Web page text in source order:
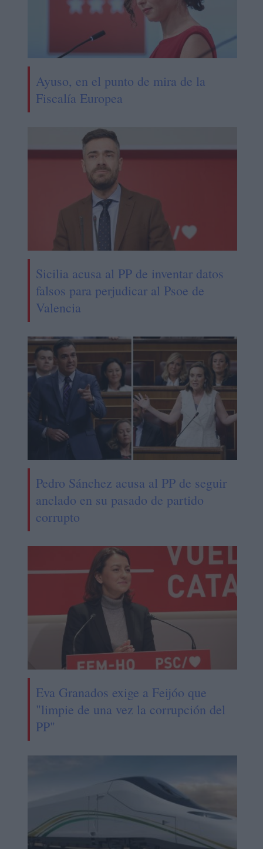
Ayuso, en el punto de mira de la
Fiscalía Europea
Sicilia acusa al PP de inventar datos
falsos para perjudicar al Psoe de
Valencia
Pedro Sánchez acusa al PP de seguir
anclado en su pasado de partido
corrupto
Eva Granados exige a Feijóo que
"limpie de una vez la corrupción del
PP"